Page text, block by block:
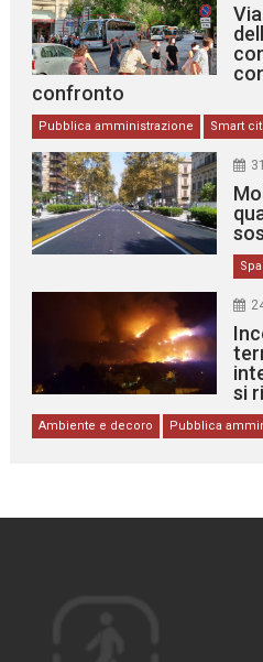
confronto
Pubblica amministrazione Smart
si
Ambiente e decoro Pubblica